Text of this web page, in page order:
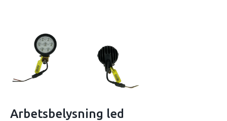
Arbetsbelysning led